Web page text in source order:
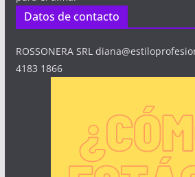
Datos de contacto
ROSSONERA SRL
4183 1866